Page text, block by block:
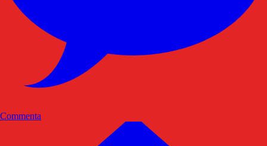
Commenta